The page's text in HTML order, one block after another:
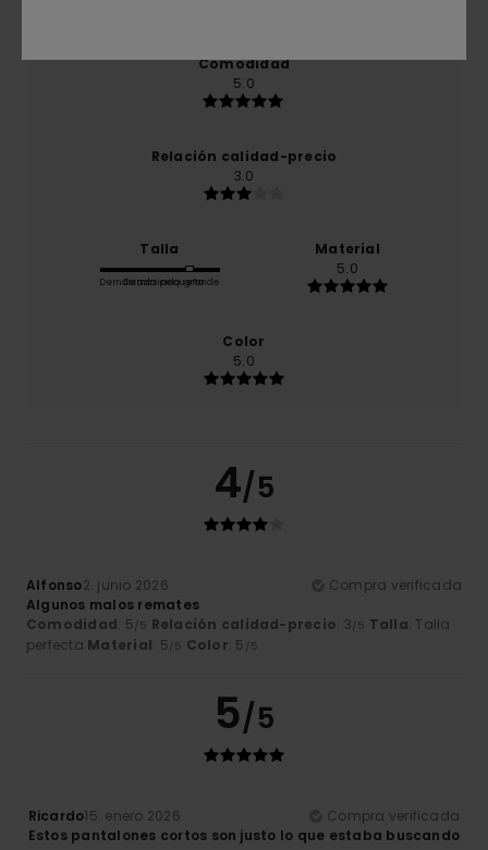
Comodidad
5.0
Relación calidad-precio
3.0
Talla
Demasiado pequeño
Demasiado grande
Material
5.0
Color
5.0
4/5
Alfonso2. junio 2026
Compra verificada
Algunos malos remates
Comodidad: 5/5 Relación calidad-precio: 3/5 Talla: Talla
perfecta Material: 5/5 Color: 5 /5
5/5
Ricardo15. enero 2026
Compra verificada
Estos pantalones cortos son justo lo que estaba buscando